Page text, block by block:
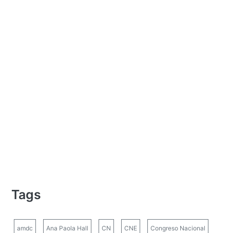
Tags
amdc Ana Paola Hall CN CNE Congreso Nacional